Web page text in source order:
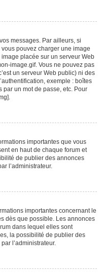
messages. Par ailleurs, si
pouvez charger une image
placée sur un serveur Web
image.gif. Vous ne pouvez pas
un serveur Web public) ni des
exemple : boîtes
par un mot de passe, etc. Pour
importantes que vous
en haut de chaque forum et
de publier des annonces
l’administrateur.
importantes concernant le
dès que possible. Les annonces
dans lequel elles sont
la possibilité de publier des
l’administrateur.